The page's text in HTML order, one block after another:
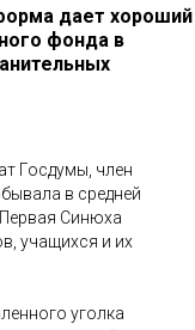
дает хороший
фонда в
Госдумы, член
в средней
Синюха
учащихся и их
уголка